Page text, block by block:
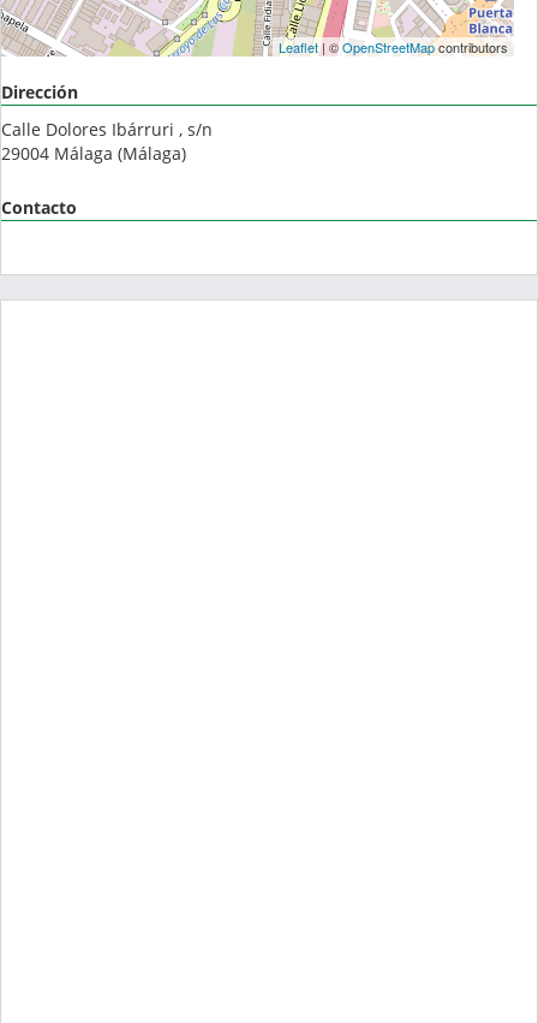
Leaflet| ©OpenStreetMapcontributors
Dirección
Calle Dolores Ibárruri , s/n
29004 Málaga (Málaga)
Contacto